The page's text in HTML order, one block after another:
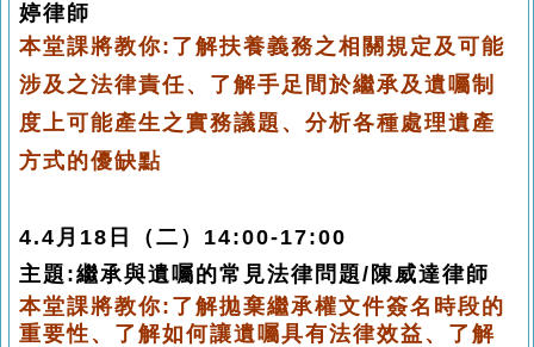
婷律師
本堂課將教你:了解扶養義務之相關規定及可能
涉及之法律責任、 了解手足間於繼承及遺囑制
度上可能產生之實務議題 、 分析各種處理遺產
方式的優缺點
4.4月18日
（二）14:00-17:00
主題 :繼承與遺囑的常見法律問題/ 陳威達律師
本堂課將教你:了解拋棄繼承權文件簽名時段的
重要性、 了解如何讓遺囑具有法律效益、 了解